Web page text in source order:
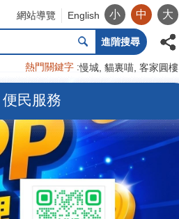
網站導覽 English 小 中 大
進階搜尋
熱門關鍵字 慢城 貓裏喵 客家圓樓
便民服務